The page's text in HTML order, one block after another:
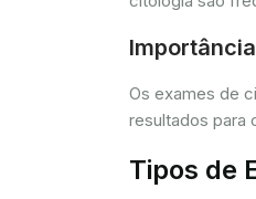
Os exames de
resultados para
Tipos de